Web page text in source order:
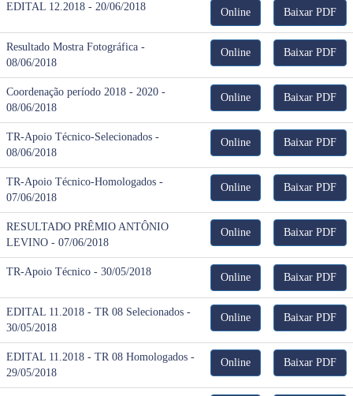
EDITAL 12.2018 - 20/06/2018 Online Baixar PDF
Resultado Mostra Fotográfica -
08/06/2018
Online Baixar PDF
Coordenação período 2018 - 2020 -
08/06/2018
Online Baixar PDF
TR-Apoio Técnico-Selecionados -
08/06/2018
Online Baixar PDF
TR-Apoio Técnico-Homologados -
07/06/2018
Online Baixar PDF
RESULTADO PRÊMIO ANTÔNIO
LEVINO - 07/06/2018
Online Baixar PDF
TR-Apoio Técnico - 30/05/2018 Online Baixar PDF
EDITAL 11.2018 - TR 08 Selecionados -
30/05/2018
Online Baixar PDF
EDITAL 11.2018 - TR 08 Homologados -
29/05/2018
Online Baixar PDF